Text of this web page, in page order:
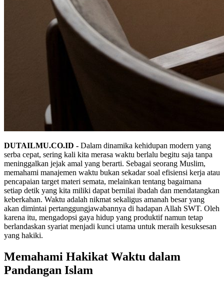
DUTAILMU.CO.ID - Dalam dinamika kehidupan modern yang
serba cepat, sering kali kita merasa waktu berlalu begitu saja tanpa
meninggalkan jejak amal yang berarti. Sebagai seorang Muslim,
memahami manajemen waktu bukan sekadar soal efisiensi kerja atau
pencapaian target materi semata, melainkan tentang bagaimana
setiap detik yang kita miliki dapat bernilai ibadah dan mendatangkan
keberkahan. Waktu adalah nikmat sekaligus amanah besar yang
akan dimintai pertanggungjawabannya di hadapan Allah SWT. Oleh
karena itu, mengadopsi gaya hidup yang produktif namun tetap
berlandaskan syariat menjadi kunci utama untuk meraih kesuksesan
yang hakiki.
Memahami Hakikat Waktu dalam
Pandangan Islam